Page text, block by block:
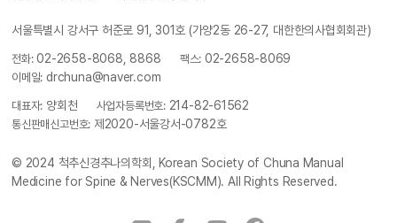
서울특별시 강서구 허준로 91, 301호 (가양2동 26-27, 대한한의사협회회관)
전화: 02-2658-8068, 8868 팩스: 02-2658-8069
이메일: drchuna@naver.com
대표자: 양회천 사업자등록번호:214-82-61562
통신판매신고번호: 제2020-서울강서-0782호
© 2024 척추신경추나의학회, Korean Society of Chuna Manual
Medicine for Spine & Nerves(KSCMM). All Rights Reserved.